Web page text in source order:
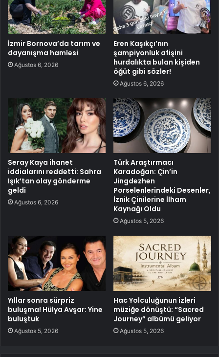
İzmir Bornova’da tarım ve
dayanışma hamlesi
Ağustos 6, 2026
Eren Kaşıkçı’nın
şampiyonluk afişini
hurdalıkta bulan kişiden
öğüt gibi sözler!
Ağustos 6, 2026
Seray Kaya ihanet
iddialarını reddetti: Sahra
Işık’tan olay gönderme
geldi
Ağustos 6, 2026
Türk Araştırmacı
Karadoğan: Çin’in
Jingdezhen
Porselenlerindeki Desenler,
İznik Çinilerine İlham
Kaynağı Oldu
Ağustos 5, 2026
Yıllar sonra sürpriz
buluşma! Hülya Avşar: Yine
buluştuk
Ağustos 5, 2026
Hac Yolculuğunun izleri
müziğe dönüştü: “Sacred
Journey” albümü geliyor
Ağustos 5, 2026